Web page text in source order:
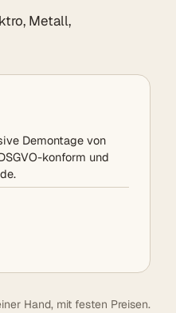
Metall,
Demontage von
konform und
Hand, mit festen Preisen.